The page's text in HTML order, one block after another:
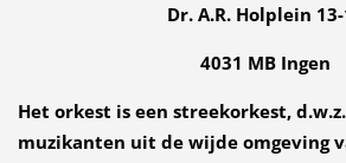
Dr. A.R. Holplein
4031 MB Ingen
Het orkest is een streekorkest,
muzikanten uit de wijde omgeving